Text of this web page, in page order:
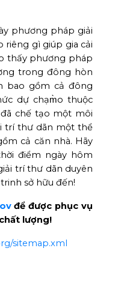
phương pháp giải
gì giúp gia cải
thấy phương pháp
trong đông hòn
bao gồm cả đông
dự chạm̀o thuộc
chế tạo một môi
trí thư dãn một thể
cả căn nhà. Hãy
điểm ngày hôm
trí thư dãn duyên
sở hữu đến!
để được phục vụ
lượng!
sitemap.xml